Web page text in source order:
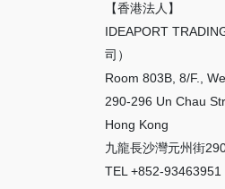
【香港法人】
IDEAPORT
司）
Room 803B, 8/F.,
290-296 Un Chau
Hong Kong
九龍長沙灣元州街
TEL +852-93463951